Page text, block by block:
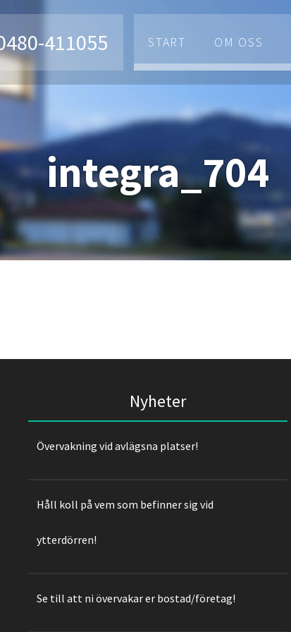
START OM OSS
411055
integra_704
Nyheter
Övervakning vid avlägsna platser!
Håll koll på vem som befinner sig vid
ytterdörren!
Se till att ni övervakar er bostad/företag!